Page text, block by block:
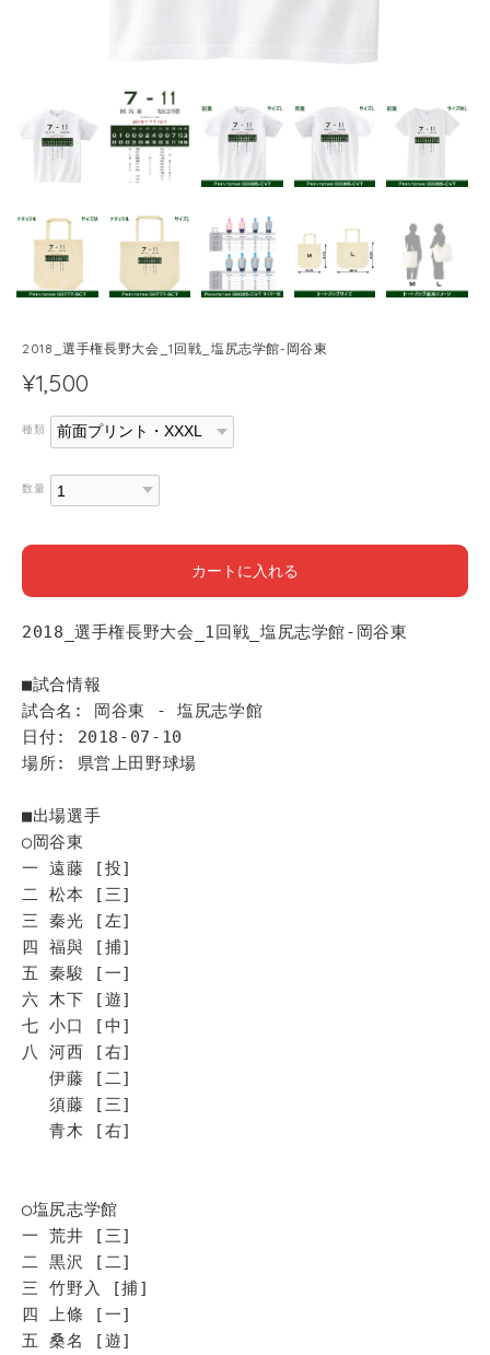
2018_選手権長野大会_1回戦_塩尻志学館-岡谷東
¥1,500
種類
数量
カートに入れる
2018_選手権長野大会_1回戦_塩尻志学館-岡谷東
■試合情報
試合名: 岡谷東 - 塩尻志学館
日付: 2018-07-10
場所: 県営上田野球場
■出場選手
◯岡谷東
一 遠藤 [投]
二 松本 [三]
三 秦光 [左]
四 福與 [捕]
五 秦駿 [一]
六 木下 [遊]
七 小口 [中]
八 河西 [右]
伊藤 [二]
須藤 [三]
青木 [右]
◯塩尻志学館
一 荒井 [三]
二 黒沢 [二]
三 竹野入 [捕]
四 上條 [一]
五 桑名 [遊]